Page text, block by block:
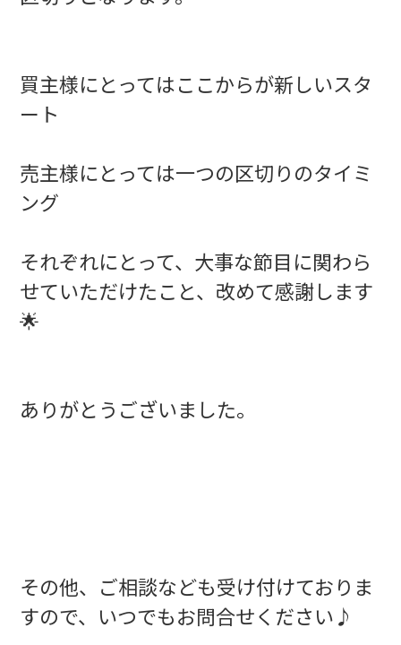
買主様にとってはここからが新しいスタ
ート
売主様にとっては一つの区切りのタイミ
ング
それぞれにとって、大事な節目に関わら
せていただけたこと、改めて感謝します
🌟
ありがとうございました。
その他、ご相談なども受け付けておりま
すので、いつでもお問合せください♪